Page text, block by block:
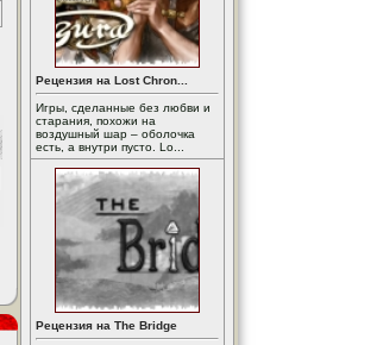
Рецензия на Lost Chron...
Игры, сделанные без любви и
старания, похожи на
воздушный шар – оболочка
есть, а внутри пусто. Lo...
Рецензия на The Bridge